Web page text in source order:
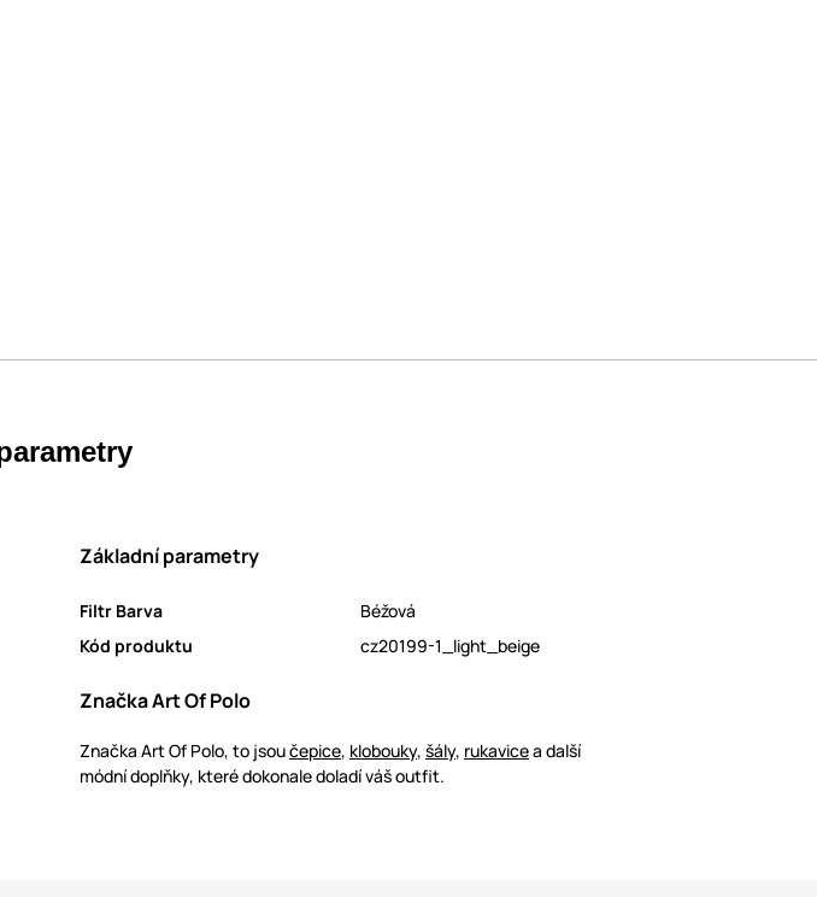
Základní parametry
Filtr Barva
Béžová
Kód produktu
cz20199-1_light_beige
Značka Art Of Polo
Značka Art Of Polo, to jsoučepice, klobouky, šály, rukavicea další
módní doplňky, které dokonale doladí váš outfit.